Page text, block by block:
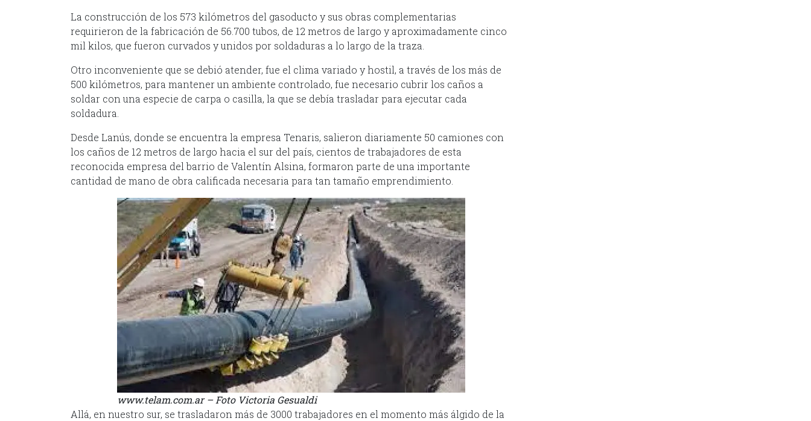
La construcción de los 573 kilómetros del gasoducto y sus obras complementarias
requirieron de la fabricación de 56.700 tubos, de 12 metros de largo y aproximadamente cinco
mil kilos, que fueron curvados y unidos por soldaduras a lo largo de la traza.
Otro inconveniente que se debió atender, fue el clima variado y hostil, a través de los más de
500 kilómetros, para mantener un ambiente controlado, fue necesario cubrir los caños a
soldar con una especie de carpa o casilla, la que se debía trasladar para ejecutar cada
soldadura.
Desde Lanús, donde se encuentra la empresa Tenaris, salieron diariamente 50 camiones con
los caños de 12 metros de largo hacia el sur del país, cientos de trabajadores de esta
reconocida empresa del barrio de Valentín Alsina, formaron parte de una importante
cantidad de mano de obra calificada necesaria para tan tamaño emprendimiento.
www.telam.com.ar – Foto Victoria Gesualdi
Allá, en nuestro sur, se trasladaron más de 3000 trabajadores en el momento más álgido de la